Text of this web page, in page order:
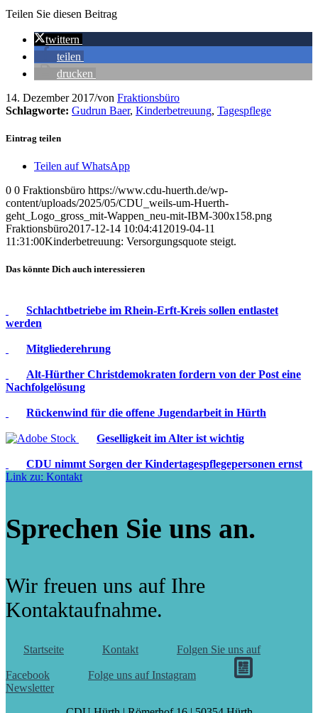
Teilen Sie diesen Beitrag
twittern
teilen
drucken
14. Dezember 2017/von Fraktionsbüro
Schlagworte: Gudrun Baer, Kinderbetreuung, Tagespflege
Eintrag teilen
Teilen auf WhatsApp
0 0 Fraktionsbüro https://www.cdu-huerth.de/wp-
content/uploads/2025/05/CDU_weils-um-Huerth-
geht_Logo_gross_mit-Wappen_neu-mit-IBM-300x158.png
Fraktionsbüro2017-12-14 10:04:41 2019-04-11
11:31:00Kinderbetreuung: Versorgungsquote steigt.
Das könnte Dich auch interessieren
Schlachtbetriebe im Rhein-Erft-Kreis sollen entlastet
werden
Mitgliederehrung
Alt-Hürther Christdemokraten fordern von der Post eine
Nachfolgelösung
Rückenwind für die offene Jugendarbeit in Hürth
Geselligkeit im Alter ist wichtig
CDU nimmt Sorgen der Kindertagespflegepersonen ernst
Link zu: Kontakt
Sprechen Sie uns an.
Wir freuen uns auf Ihre
Kontaktaufnahme.
Startseite Kontakt Folgen Sie uns auf
Facebook
Folge uns auf Instagram
Newsletter